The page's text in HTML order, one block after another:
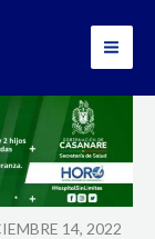
14, 2022